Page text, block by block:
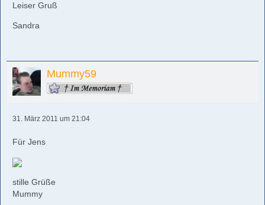
Leiser Gruß
Sandra
Mummy59
31. März 2011 um 21:04
Für Jens
stille Grüße
Mummy